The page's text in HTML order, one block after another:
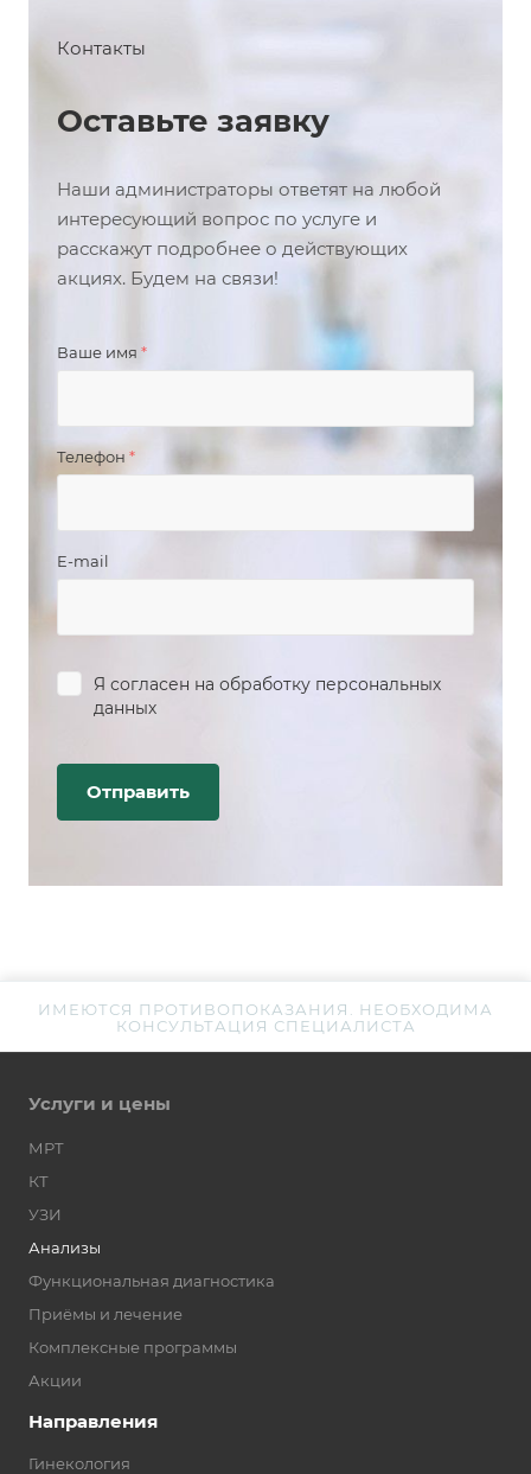
Контакты
Оставьте заявку
Наши администраторы ответят на любой
интересующий вопрос по услуге и
расскажут подробнее о действующих
акциях. Будем на связи!
Ваше имя *
Телефон *
E-mail
Я согласен на обработку персональных
данных
ИМЕЮТСЯ ПРОТИВОПОКАЗАНИЯ. НЕОБХОДИМА
КОНСУЛЬТАЦИЯ СПЕЦИАЛИСТА
Услуги и цены
МРТ
КТ
УЗИ
Анализы
Функциональная диагностика
Приёмы и лечение
Комплексные программы
Акции
Направления
Гинекология